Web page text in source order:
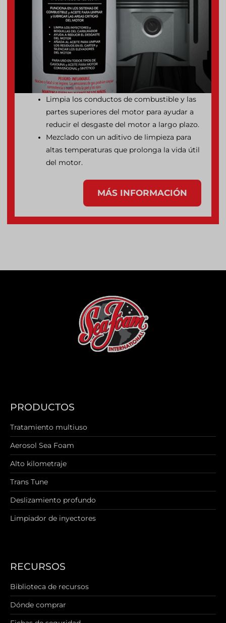
Limpia los conductos de combustible y las
partes superiores del motor para ayudar a
reducir el desgaste del motor a largo plazo.
Mezclado con un aditivo de limpieza para
altas temperaturas que prolonga la vida útil
del motor.
MÁS INFORMACIÓN
PRODUCTOS
Tratamiento multiuso
Aerosol Sea Foam
Alto kilometraje
Trans Tune
Deslizamiento profundo
Limpiador de inyectores
RECURSOS
Biblioteca de recursos
Dónde comprar